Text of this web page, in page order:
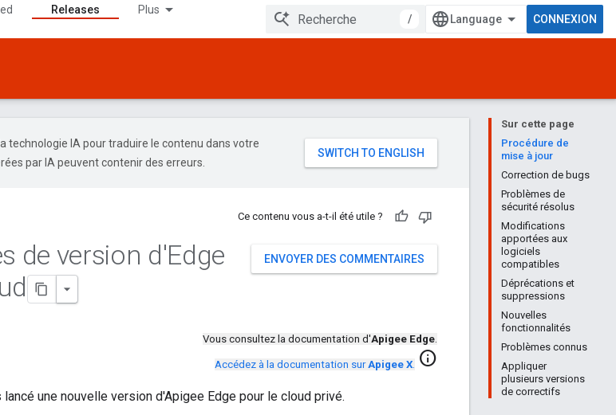
Releases Plus
/ CONNEXION
Sur cette page
Procédure de
mise à jour
Correction de bugs
Problèmes de
sécurité résolus
Modifications
apportées aux
logiciels
compatibles
Déprécations et
suppressions
Nouvelles
fonctionnalités
Problèmes connus
Appliquer
plusieurs versions
de correctifs
technologie IA pour traduire le contenu dans votre
par IA peuvent contenir des erreurs.
Ce contenu vous a-t-il été utile ?
ENVOYER DES COMMENTAIRES
de version d'Edge
Vous consultez la documentation d'Apigee Edge.
Accédez à la documentation surApigee X. info
une nouvelle version d'Apigee Edge pour le cloud privé.